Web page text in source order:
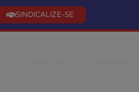
SINDICALIZE-SE